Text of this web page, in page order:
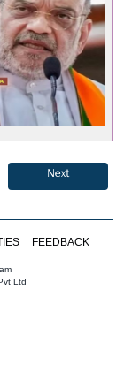
Next
FEEDBACK
Ltd